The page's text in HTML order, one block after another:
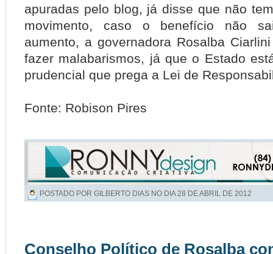
apuradas pelo blog, já disse que não
movimento, caso o benefício não
aumento, a governadora Rosalba
fazer malabarismos, já que o Estado
prudencial que prega a Lei de
Fonte: Robison Pires
POSTADO POR GILBERTO DIAS NO DIA 28 DE ABRIL DE 2012
Conselho Político de Rosalba